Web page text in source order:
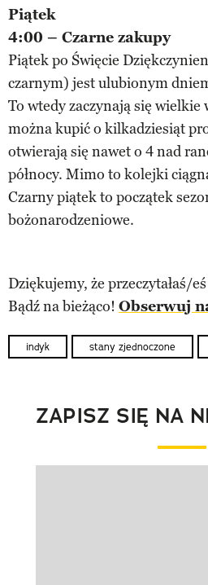
Piątek
4:00 – Czarne zakupy
Piątek po Święcie
czarnym) jest ulubionym
To wtedy zaczynają się wielkie
można kupić o kilkadziesiąt
otwierają się nawet o 4 nad
północy. Mimo to kolejki
Czarny piątek to początek
bożonarodzeniowe.
Dziękujemy, że przeczytałaś/
Bądź na bieżąco! Obserwuj
indyk stany zjednoczone
ZAPISZ SIĘ NA